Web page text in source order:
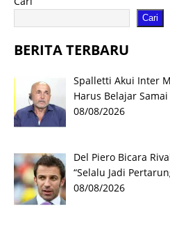
Cari
BERITA TERBARU
Spalletti Akui Inter
Harus Belajar
08/08/2026
Del Piero Bicara
“Selalu Jadi
08/08/2026